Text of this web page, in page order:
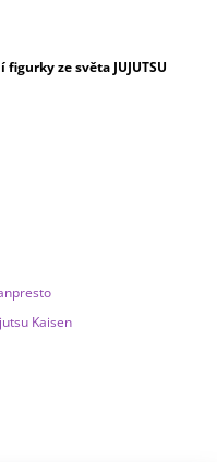
ze světa JUJUTSU
Kaisen